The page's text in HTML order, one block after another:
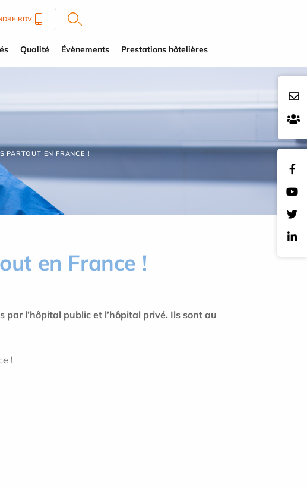
RDV
Qualité Évènements Prestations hôtelières
PARTOUT EN FRANCE !
en France !
par l’hôpital public et l’hôpital privé. Ils sont au
!